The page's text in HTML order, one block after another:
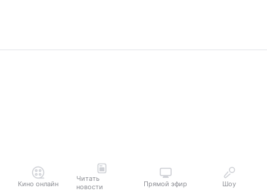
Кино онлайн
Читать
новости
Прямой эфир Шоу